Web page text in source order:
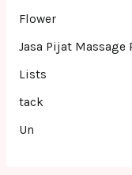
Flower
Jasa Pijat Massage
Lists
tack
Un